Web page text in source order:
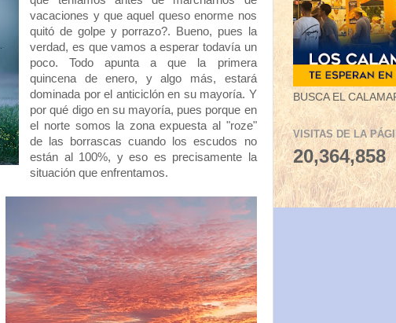
vacaciones y que aquel queso enorme nos
quitó de golpe y porrazo?. Bueno, pues la
verdad, es que vamos a esperar todavía un
poco. Todo apunta a que la primera
quincena de enero, y algo más, estará
dominada por el anticiclón en su mayoría. Y
por qué digo en su mayoría, pues porque en
el norte somos la zona expuesta al "roze"
de las borrascas cuando los escudos no
están al 100%, y eso es precisamente la
situación que enfrentamos.
BUSCA EL
VISITAS DE LA
20,364,858